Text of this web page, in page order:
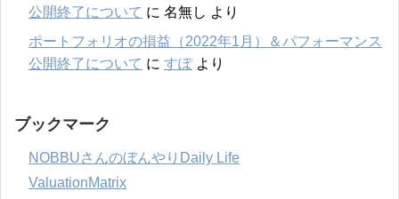
公開終了について に 名無し より
ポートフォリオの損益（2022年1月）＆パフォーマンス
公開終了について に すぽより
ブックマーク
NOBBUさんのぼんやりDaily Life
ValuationMatrix